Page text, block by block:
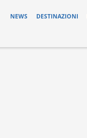
NEWS DESTINAZIONI